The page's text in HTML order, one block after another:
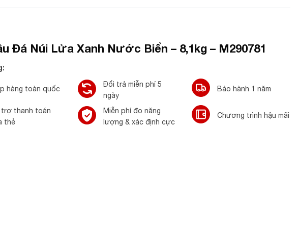
Đá Núi Lửa Xanh Nước Biển – 8,1kg – M290781
hàng toàn quốc
Đổi trả miễn phí 5
ngày
Bảo hành 1 năm
trợ thanh toán
thẻ
Miễn phí đo năng
lượng & xác định cực
Chương trình hậu mãi